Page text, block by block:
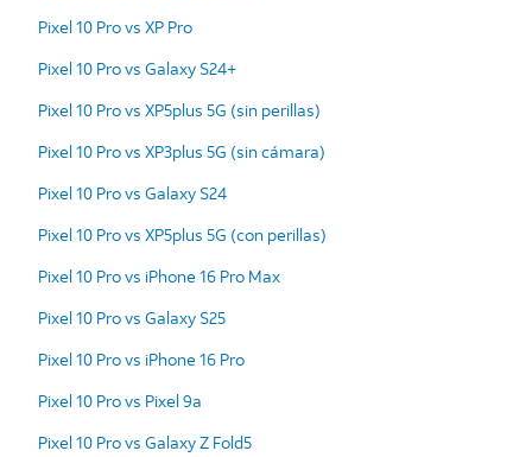
Pixel 10 Pro vs XP Pro
Pixel 10 Pro vs Galaxy S24+
Pixel 10 Pro vs XP5plus 5G (sin perillas)
Pixel 10 Pro vs XP3plus 5G (sin cámara)
Pixel 10 Pro vs Galaxy S24
Pixel 10 Pro vs XP5plus 5G (con perillas)
Pixel 10 Pro vs iPhone 16 Pro Max
Pixel 10 Pro vs Galaxy S25
Pixel 10 Pro vs iPhone 16 Pro
Pixel 10 Pro vs Pixel 9a
Pixel 10 Pro vs Galaxy Z Fold5